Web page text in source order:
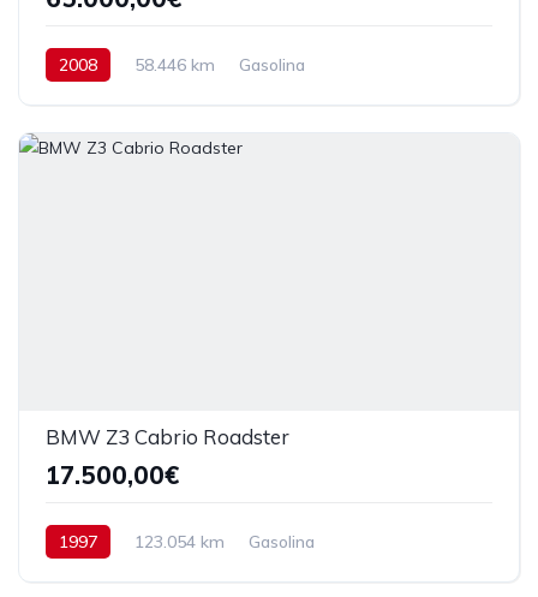
2008 58.446 km Gasolina
BMW Z3 Cabrio Roadster
17.500,00€
1997 123.054 km Gasolina